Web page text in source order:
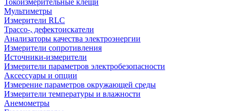
Токоизмерительные клещи
Мультиметры
Измерители RLC
Трассо-, дефектоискатели
Анализаторы качества электроэнергии
Измерители сопротивления
Источники-измерители
Измерители параметров электробезопасности
Аксессуары и опции
Измерение параметров окружающей среды
Измерители температуры и влажности
Анемометры